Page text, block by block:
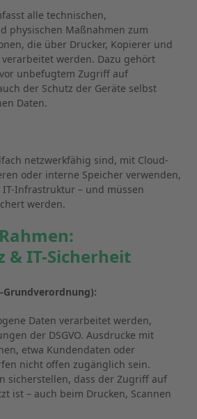
alle technischen,
physischen Maßnahmen zum
die über Drucker, Kopierer und
werden. Dazu gehört
unbefugtem Zugriff auf
der Schutz der Geräte selbst
Daten.
netzwerkfähig sind, mit Cloud-
oder interne Speicher verwenden,
Infrastruktur – und müssen
werden.
& IT-Sicherheit
Grundverordnung):
Daten verarbeitet werden,
der DSGVO. Ausdrucke mit
etwa Kundendaten oder
nicht offen zugänglich sein.
sicherstellen, dass der Zugriff auf
ist – auch beim Drucken, Scannen